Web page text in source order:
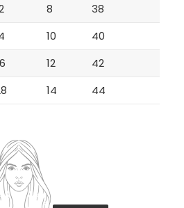
8
38
10
40
12
42
14 44